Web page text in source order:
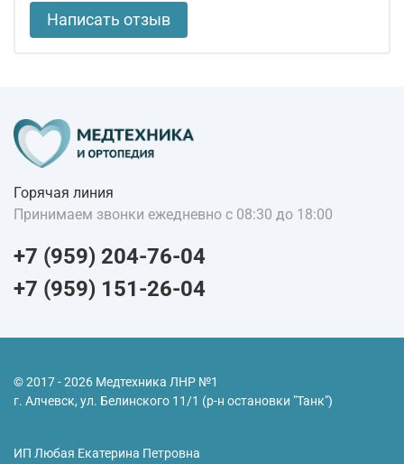
Написать отзыв
Горячая линия
Принимаем звонки ежедневно с 08:30 до 18:00
+7 (959) 204-76-04
+7 (959) 151-26-04
© 2017 - 2026 Медтехника ЛНР №1
г. Алчевск, ул. Белинского 11/1 (р-н остановки "Танк")
ИП Любая Екатерина Петровна